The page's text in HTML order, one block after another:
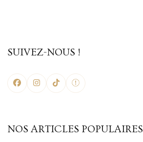
SUIVEZ-NOUS !
NOS ARTICLES POPULAIRES